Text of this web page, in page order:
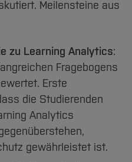
Meilensteine aus
zu Learning Analytics:
Fragebogens
Erste
die Studierenden
Analytics
gewährleistet ist.